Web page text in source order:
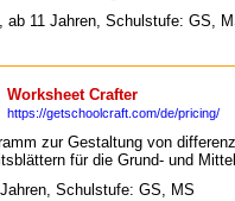
ab 11 Jahren, Schulstufe: GS,
Worksheet Crafter
https://getschoolcraft.com/de/pricing/
zur Gestaltung von
für die Grund- und
Schulstufe: GS, MS